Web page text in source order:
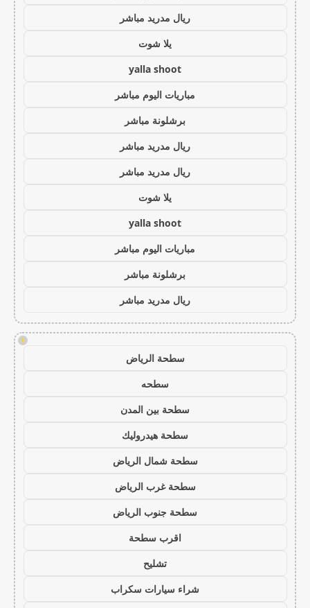
ريال مدريد مباشر
يلا شوت
yalla shoot
مباريات اليوم مباشر
برشلونة مباشر
ريال مدريد مباشر
ريال مدريد مباشر
يلا شوت
yalla shoot
مباريات اليوم مباشر
برشلونة مباشر
ريال مدريد مباشر
!
سطحة الرياض
سطحه
سطحة بين المدن
سطحة هيدروليك
سطحة شمال الرياض
سطحة غرب الرياض
سطحة جنوب الرياض
اقرب سطحة
تشليح
شراء سيارات سكراب